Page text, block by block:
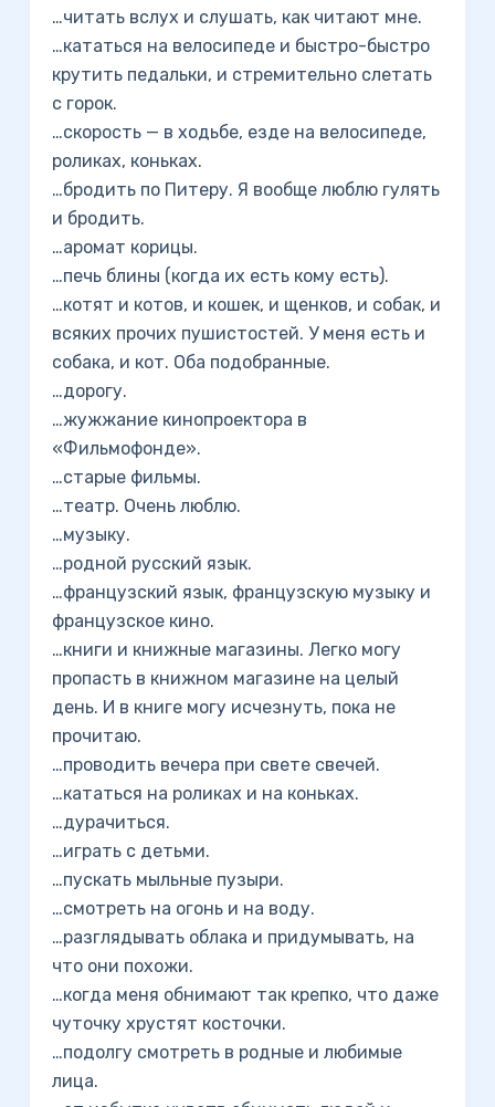
…читать вслух и слушать, как читают мне.
…кататься на велосипеде и быстро-быстро
крутить педальки, и стремительно слетать
с горок.
…скорость — в ходьбе, езде на велосипеде,
роликах, коньках.
…бродить по Питеру. Я вообще люблю гулять
и бродить.
…аромат корицы.
…печь блины (когда их есть кому есть).
…котят и котов, и кошек, и щенков, и собак, и
всяких прочих пушистостей. У меня есть и
собака, и кот. Оба подобранные.
…дорогу.
…жужжание кинопроектора в
«Фильмофонде».
…старые фильмы.
…театр. Очень люблю.
…музыку.
…родной русский язык.
…французский язык, французскую музыку и
французское кино.
…книги и книжные магазины. Легко могу
пропасть в книжном магазине на целый
день. И в книге могу исчезнуть, пока не
прочитаю.
…проводить вечера при свете свечей.
…кататься на роликах и на коньках.
…дурачиться.
…играть с детьми.
…пускать мыльные пузыри.
…смотреть на огонь и на воду.
…разглядывать облака и придумывать, на
что они похожи.
…когда меня обнимают так крепко, что даже
чуточку хрустят косточки.
…подолгу смотреть в родные и любимые
лица.